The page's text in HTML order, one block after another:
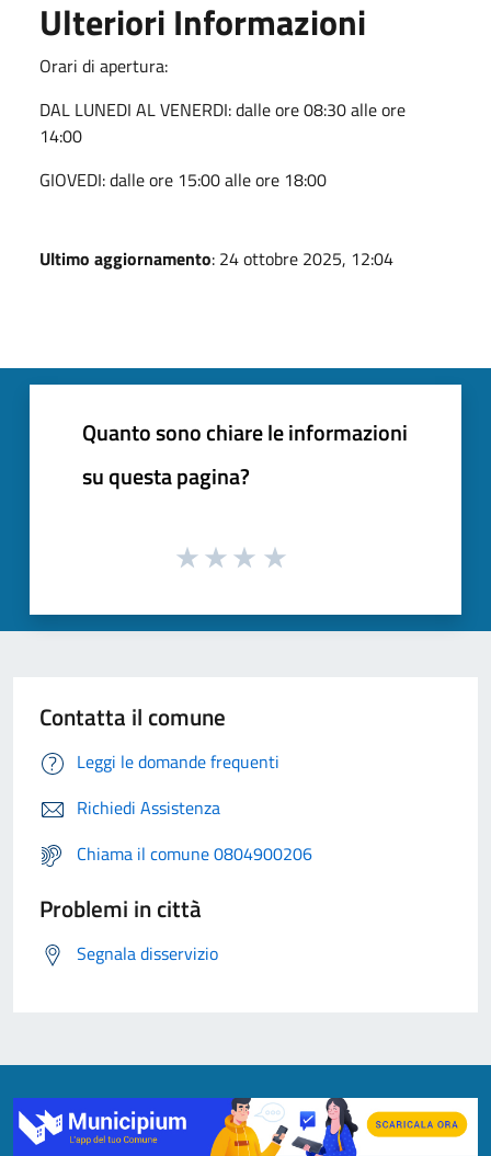
Ulteriori Informazioni
Orari di apertura:
DAL LUNEDI AL VENERDI: dalle ore 08:30 alle ore
14:00
GIOVEDI: dalle ore 15:00 alle ore 18:00
Ultimo aggiornamento: 24 ottobre 2025, 12:04
Quanto sono chiare le informazioni
su questa pagina?
Contatta il comune
Leggi le domande frequenti
Richiedi Assistenza
Chiama il comune 0804900206
Problemi in città
Segnala disservizio